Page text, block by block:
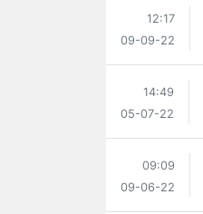
12:17
09-09-22
14:49
05-07-22
09:09
09-06-22